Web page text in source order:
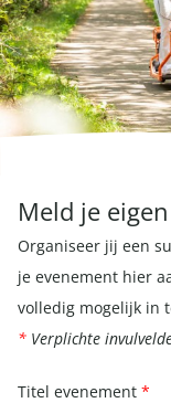
Meld je
Organiseer jij een
je evenement hier
volledig mogelijk in
* Verplichte
Titel evenement *